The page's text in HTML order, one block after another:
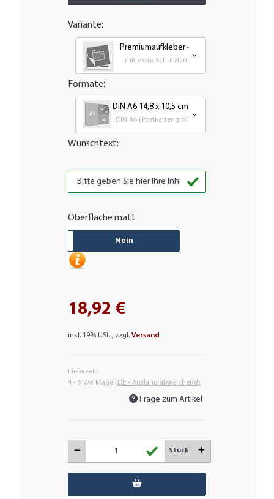
Variante:
Premiumaufkleber - wetterfest, UV-
mit extra Schutzlaminat für bestmöglichen
Formate:
DIN A6 14,8 x 10,5 cm
DIN A6 (Postkartengröße)
Wunschtext:
Oberfläche matt
Nein
18,92 €
inkl. 19% USt. , zzgl.Versand
Lieferzeit:
4 - 5 Werktage (DE - Ausland abweichend)
Frage zum Artikel
Stück